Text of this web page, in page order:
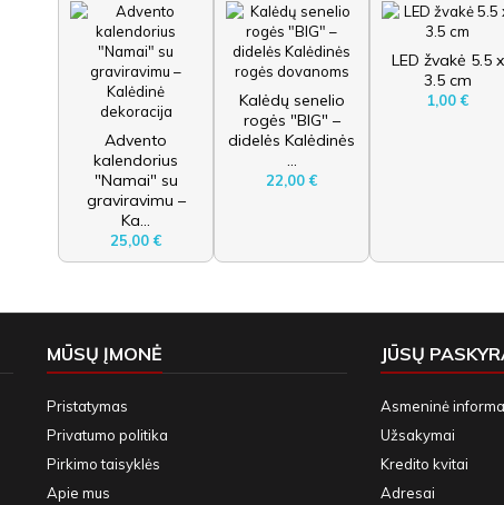
Advento
kalendorius
"Namai" su
graviravimu –
Ka...
25,00 €
Kalėdų senelio
rogės "BIG" –
didelės Kalėdinės
...
22,00 €
LED žvakė 5.5 x
3.5 cm
1,00 €
MŪSŲ ĮMONĖ
Pristatymas
Privatumo politika
Pirkimo taisyklės
Apie mus
JŪSŲ
Asmeninė
Užsakymai
Kredito kvitai
Adresai